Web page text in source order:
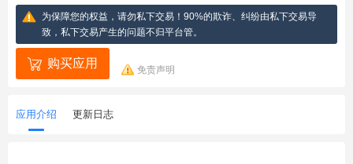
为保障您的权益，请勿私下交易！90%的欺诈、纠纷由私下交易导
致，私下交易产生的问题不归平台管。
购买应用 免责声明
应用介绍 更新日志